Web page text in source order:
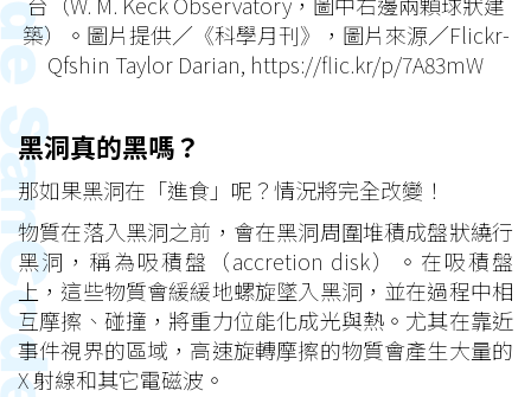
築）。圖片提供／《科學月刊》，圖片來源／Flickr-
Qfshin Taylor Darian, https://flic.kr/p/7A83mW
黑洞真的黑嗎？
那如果黑洞在「進食」呢？情況將完全改變！
物質在落入黑洞之前，會在黑洞周圍堆積成盤狀繞行
黑洞，稱為吸積盤（accretion disk）。在吸積盤
上，這些物質會緩緩地螺旋墜入黑洞，並在過程中相
互摩擦、碰撞，將重力位能化成光與熱。尤其在靠近
事件視界的區域，高速旋轉摩擦的物質會產生大量的
X 射線和其它電磁波。